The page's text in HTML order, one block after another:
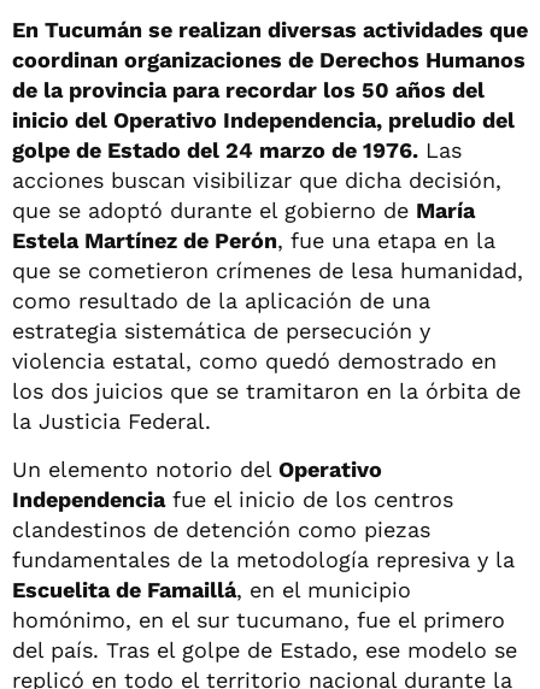
En Tucumán se realizan diversas actividades que
coordinan organizaciones de Derechos Humanos
de la provincia para recordar los 50 años del
inicio del Operativo Independencia, preludio del
golpe de Estado del 24 marzo de 1976. Las
acciones buscan visibilizar que dicha decisión,
que se adoptó durante el gobierno de María
Estela Martínez de Perón, fue una etapa en la
que se cometieron crímenes de lesa humanidad,
como resultado de la aplicación de una
estrategia sistemática de persecución y
violencia estatal, como quedó demostrado en
los dos juicios que se tramitaron en la órbita de
la Justicia Federal.
Un elemento notorio del Operativo
Independenciafue el inicio de los centros
clandestinos de detención como piezas
fundamentales de la metodología represiva y la
Escuelita de Famaillá, en el municipio
homónimo, en el sur tucumano, fue el primero
del país. Tras el golpe de Estado, ese modelo se
replicó en todo el territorio nacional durante la